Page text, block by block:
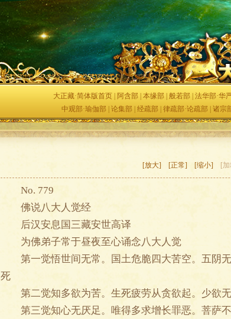
大正藏·简体版首页 阿含部 本缘部 般若部 法华部·华
中观部·瑜伽部 论集部 经疏部 律疏部·论疏部 诸宗
[放大] [正常] [缩小] [
No. 779
佛说八大人觉经
后汉安息国三藏安世高译
为佛弟子常于昼夜至心诵念八大人觉
第一觉悟世间无常。国土危脆四大苦空。五阴无
死
第二觉知多欲为苦。生死疲劳从贪欲起。少欲
第三觉知心无厌足。唯得多求增长罪恶。菩萨不